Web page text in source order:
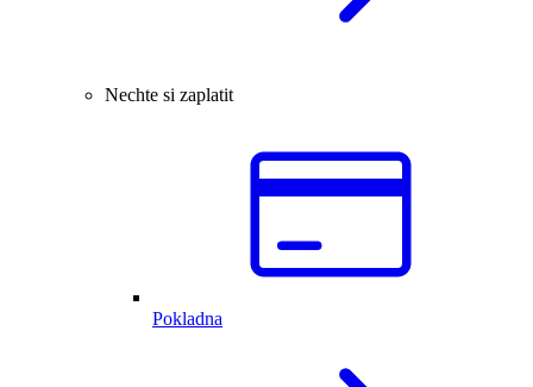
Nechte si zaplatit
Pokladna